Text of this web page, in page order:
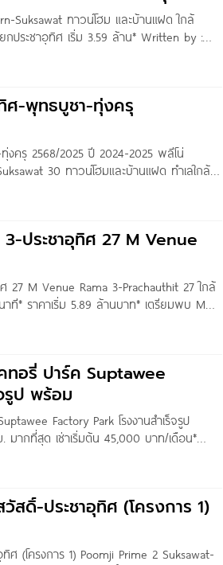
Suksawat ทาวน์โฮม และบ้านแฝด ใกล้
ประชาอุทิศ เริ่ม 3.59 ล้าน* Written by :
ทุกคน วันนี้เราจะพาไปชมโครงการ
ฝดคุณภาพจาก PEACE &
ศ-พุทธบูชา-ทุ่งครุ
ครุ 2568/2025 ปี 2024-2025 พลีโน่
30 ทาวน์โฮมและบ้านแฝด ทำเลใกล้
ะราม 3-สุขสวัสดิ์ 62 M Venue Rama 3-
3-ประชาอุทิศ 27 M Venue
27 M Venue Rama 3-Prachauthit 27 ใกล้
ที* ราคาเริ่ม 5.89 ล้านบาท* เตรียมพบ M
โครงการใหม่ จาก Maison Development
อรี่ ปาร์ค Suptawee
รูป พร้อม
Factory Park โรงงานสำเร็จรูป
ากที่สุด เช่าเริ่มต้น 45,000 บาท/เดือน*
น Homenayoo พาคุณผู้อ่านมาชมโรงงาน
สดิ์-ประชาอุทิศ (โครงการ 1)
(โครงการ 1) Poomji Prime 2 Suksawat-